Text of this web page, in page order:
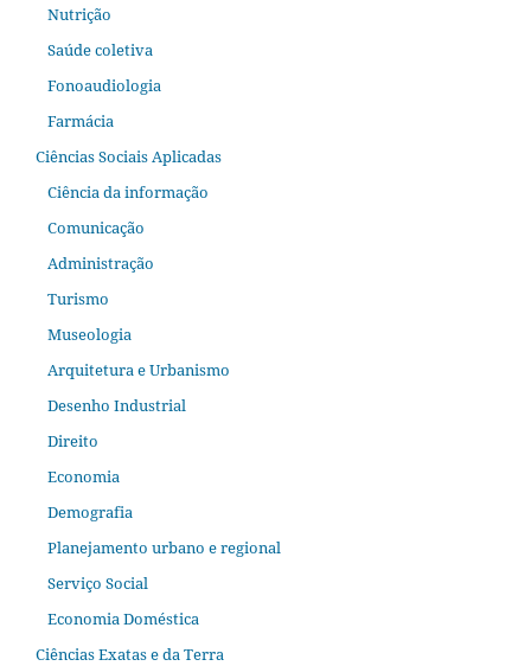
Nutrição
Saúde coletiva
Fonoaudiologia
Farmácia
Ciências Sociais Aplicadas
Ciência da informação
Comunicação
Administração
Turismo
Museologia
Arquitetura e Urbanismo
Desenho Industrial
Direito
Economia
Demografia
Planejamento urbano e regional
Serviço Social
Economia Doméstica
Ciências Exatas e da Terra